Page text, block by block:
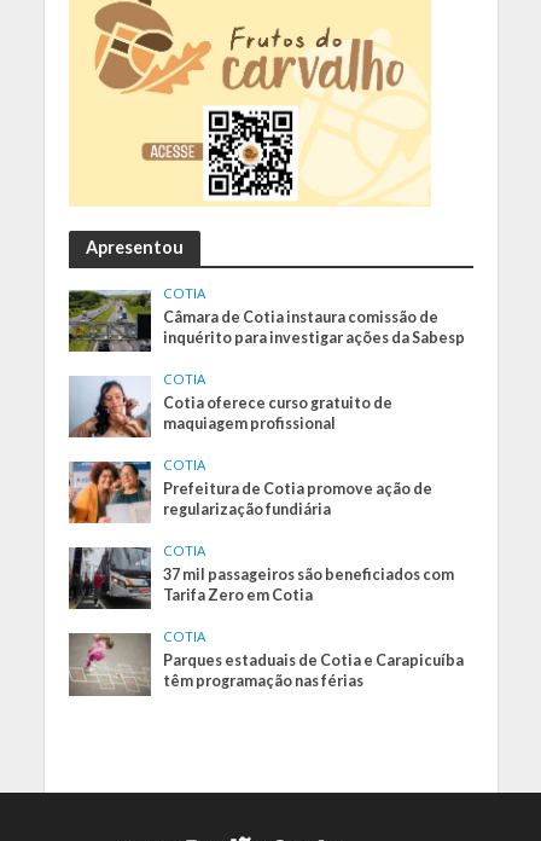
Apresentou
COTIA
Câmara de Cotia instaura comissão de
inquérito para investigar ações da Sabesp
COTIA
Cotia oferece curso gratuito de
maquiagem profissional
COTIA
Prefeitura de Cotia promove ação de
regularização fundiária
COTIA
37 mil passageiros são beneficiados com
Tarifa Zero em Cotia
COTIA
Parques estaduais de Cotia e Carapicuíba
têm programação nas férias